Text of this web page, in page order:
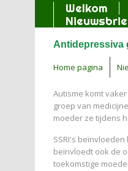
Welkom
Antidepressiva
Home pagina
Autisme komt
groep van
moeder ze tijdens
SSRI's
beïnvloedt ook de
toekomstige